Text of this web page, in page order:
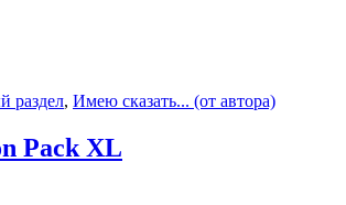
раздел, Имею сказать... (от автора)
Pack XL